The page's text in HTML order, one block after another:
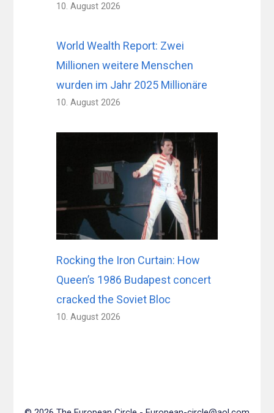
10. August 2026
World Wealth Report: Zwei
Millionen weitere Menschen
wurden im Jahr 2025 Millionäre
10. August 2026
Rocking the Iron Curtain: How
Queen’s 1986 Budapest concert
cracked the Soviet Bloc
10. August 2026